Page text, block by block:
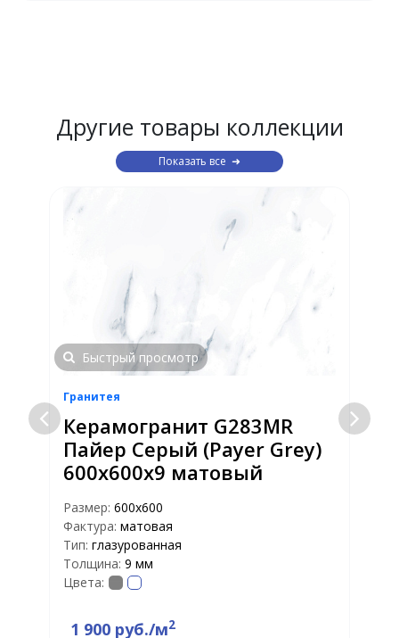
Другие товары коллекции
Показать все
Быстрый просмотр
Гранитея
Керамогранит G283МR
Пайер Серый (Payer Grey)
600х600х9 матовый
Размер: 600х600
Фактура: матовая
Тип: глазурованная
Толщина: 9 мм
Цвета:
1 900 руб./м2